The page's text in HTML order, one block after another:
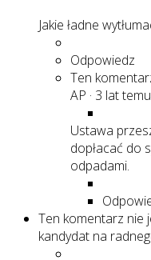
Jakie ładne
Odpowiedz
Ten
AP · 3 lat temu
Ustawa
dopłacać do
odpadami.
Ten komentarz nie
kandydat na